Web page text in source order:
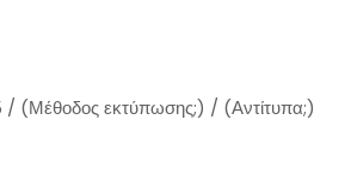
(Μέθοδος εκτύπωσης;) / (Αντίτυπα;)